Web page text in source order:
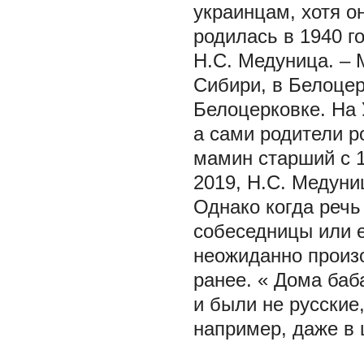
украинцам, хотя
родилась в 1940
Н.С. Медуница. –
Сибири, в
Белоцерковке. На
а сами родители
мамин старший с
2019, Н.С.
Однако когда
собеседницы или
неожиданно
ранее. « Дома
и были не
например, даже в